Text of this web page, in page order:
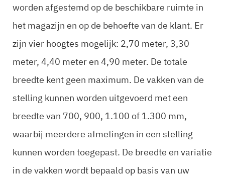
worden afgestemd op de beschikbare ruimte in
het magazijn en op de behoefte van de klant. Er
zijn vier hoogtes mogelijk: 2,70 meter, 3,30
meter, 4,40 meter en 4,90 meter. De totale
breedte kent geen maximum. De vakken van de
stelling kunnen worden uitgevoerd met een
breedte van 700, 900, 1.100 of 1.300 mm,
waarbij meerdere afmetingen in een stelling
kunnen worden toegepast. De breedte en variatie
in de vakken wordt bepaald op basis van uw